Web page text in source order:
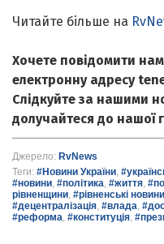
Читайте більше на
Хочете повідомити
електронну адресу
Слідкуйте за нашими
долучайтеся до нашої
Джерело: RvNews
Теги: #Новини України,
#новини, #політика, #життя,
рівненщини, #рівненські новини
#децентралізація, #влада,
#реформа, #конституція,